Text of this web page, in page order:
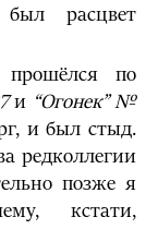
расцвет
по
и “Огонек” №
и был стыд.
редколлегии
позже я
кстати,